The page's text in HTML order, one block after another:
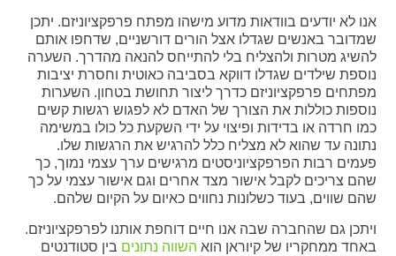
אנו לא יודעים בוודאות מדוע מישהו מפתח פרפקציוניזם. יתכן
שמדובר באנשים שגדלו אצל הורים דורשניים, שדחפו אותם
להשיג מטרות ולהצליח בלי להתייחס להנאה מהדרך. השערה
נוספת שילדים שגדלו דווקא בסביבה כאוטית וחסרת יציבות
מפתחים פרפקציוניזם כדרך ליצור תחושת בטחון. השערות
נוספות כוללות את הצורך של האדם לא לפגוש רגשות קשים
כמו חרדה או בדידות ופיצוי על ידי השקעת כל כולו במשימה
נתונה עד שהוא לא מצליח כלל להרגיש את הרגשות שלו.
פעמים רבות הפרפקציוניסטים מרגישים ערך עצמי נמוך, כך
שהם צריכים לקבל אישור מצד אחרים וגם אישור עצמי על כך
שהם שווים, בעוד כשלונות נחווים כאיום על הקיום שלהם.
ויתכן גם שהחברה שבה אנו חיים דוחפת אותנו לפרפקציוניזם.
באחד ממחקריו של קיוראן הוא השווה נתונים בין סטודנטים